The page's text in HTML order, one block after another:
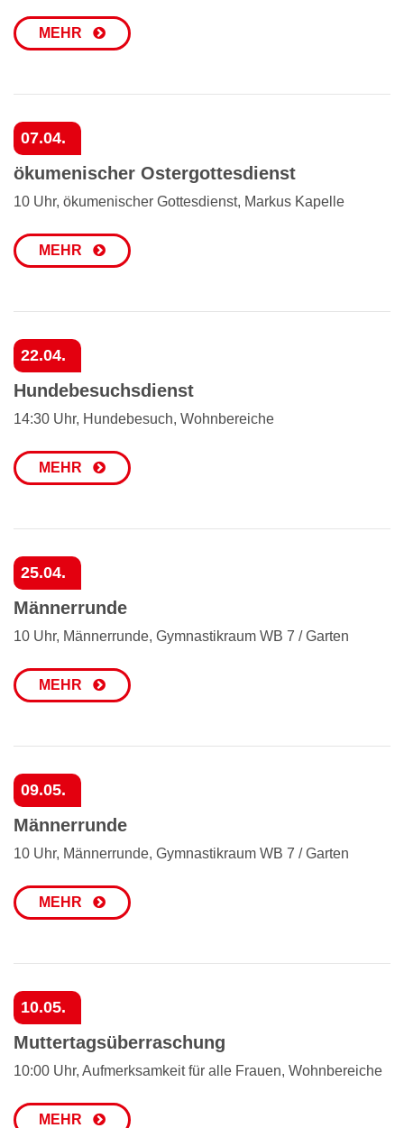
MEHR
07.04.
ökumenischer Ostergottesdienst
10 Uhr, ökumenischer Gottesdienst, Markus Kapelle
MEHR
22.04.
Hundebesuchsdienst
14:30 Uhr, Hundebesuch, Wohnbereiche
MEHR
25.04.
Männerrunde
10 Uhr, Männerrunde, Gymnastikraum WB 7 / Garten
MEHR
09.05.
Männerrunde
10 Uhr, Männerrunde, Gymnastikraum WB 7 / Garten
MEHR
10.05.
Muttertagsüberraschung
10:00 Uhr, Aufmerksamkeit für alle Frauen, Wohnbereiche
MEHR